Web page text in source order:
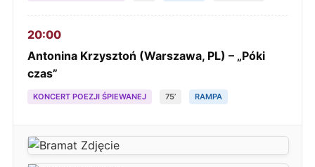
20:00
Antonina Krzysztoń (Warszawa, PL) – „Póki
czas”
KONCERT POEZJI ŚPIEWANEJ 75’ RAMPA